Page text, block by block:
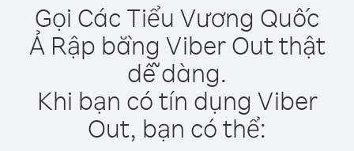
Gọi Các Tiểu Vương Quốc
Ả Rập bằng Viber Out thật
dễ dàng.
Khi bạn có tín dụng Viber
Out, bạn có thể: